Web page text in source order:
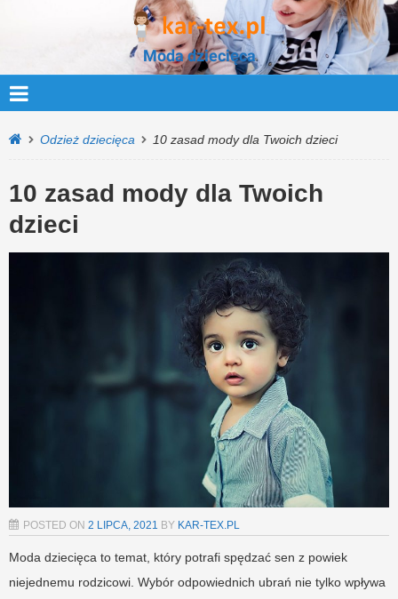
Moda dziecięca
Odzież dziecięca 10 zasad mody dla Twoich dzieci
10 zasad mody dla Twoich
dzieci
POSTED ON 2 LIPCA, 2021 BY KAR-TEX.PL
Moda dziecięca to temat, który potrafi spędzać sen z powiek
niejednemu rodzicowi. Wybór odpowiednich ubrań nie tylko wpływa